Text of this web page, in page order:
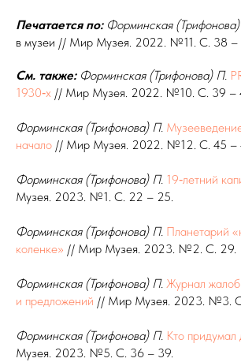
Печатается по: Форминская
в музеи // Мир Музея. 2022. №11. С. 38 –
См. также: Форминская (Трифонова) П.
1930‑х // Мир Музея. 2022. №10. С. 39 –
Форминская (Трифонова) П.
начало // Мир Музея. 2022. №12. С. 45 –
Форминская (Трифонова) П. 19‑летний
Музея. 2023. №1. С. 22 – 25.
Форминская (Трифонова) П. Планетарий
коленке» // Мир Музея. 2023. №2. С. 29.
Форминская (Трифонова) П. Журнал жалоб
и предложений // Мир Музея. 2023. №3.
Форминская (Трифонова) П. Кто придумал
Музея. 2023. №5. С. 36 – 39.